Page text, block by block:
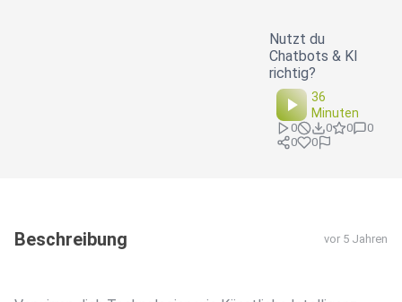
Nutzt du
Chatbots & KI
richtig?
36
Minuten
0 0 0
0
0
0
Beschreibung vor 5 Jahren